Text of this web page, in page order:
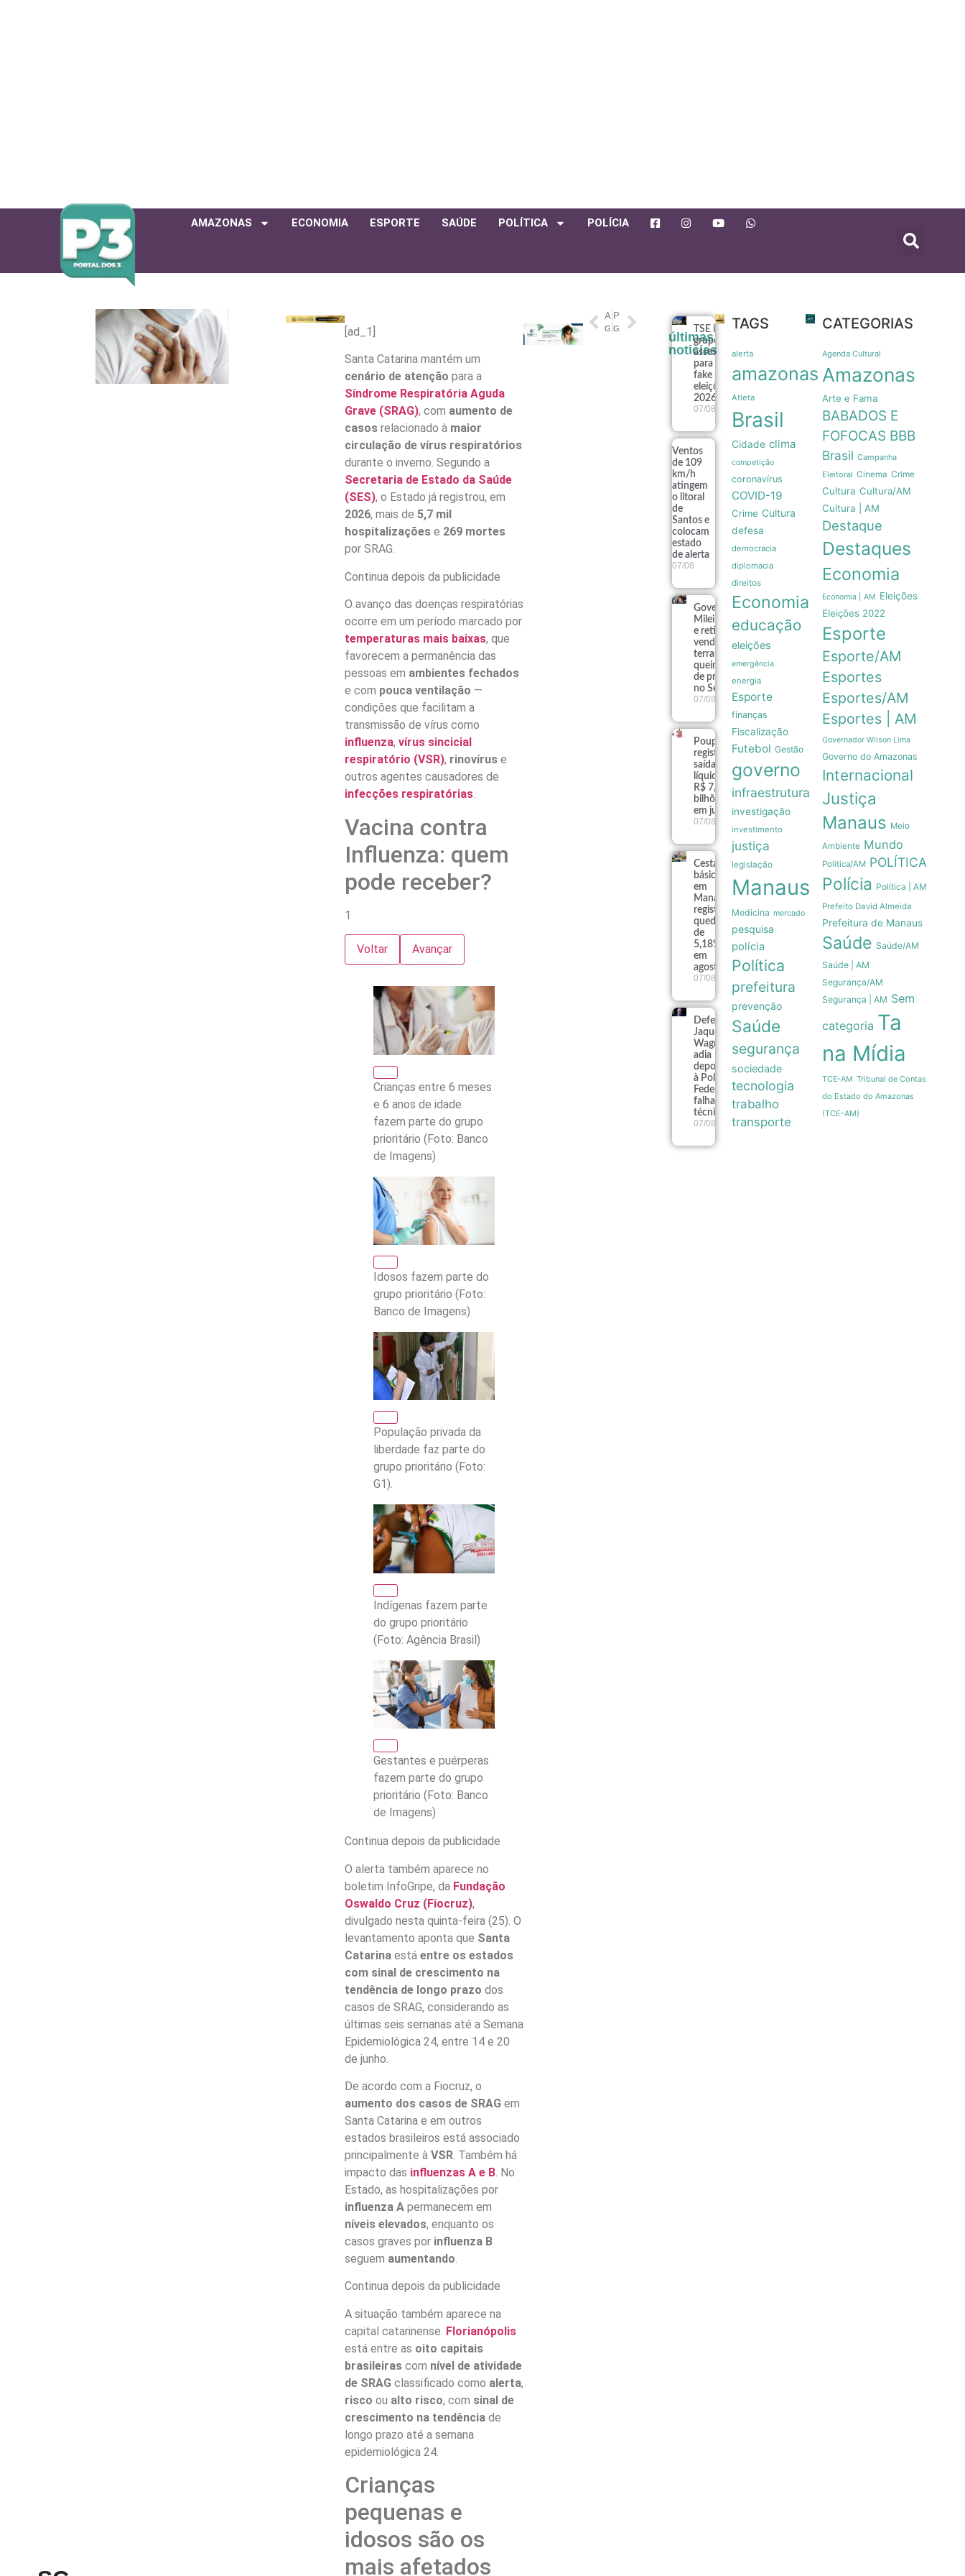
AMAZONAS ECONOMIA ESPORTE SAÚDE POLÍTICA POLÍCIA
[ad_1]
Santa Catarina mantém um
cenário de atenção para a
Síndrome Respiratória Aguda
Grave (SRAG), com aumento de
casosrelacionado à maior
circulação de vírus respiratórios
durante o inverno. Segundo a
Secretaria de Estado da Saúde
(SES), o Estado já registrou, em
2026, mais de 5,7 mil
hospitalizaçõese 269 mortes
por SRAG.
Continua depois da publicidade
O avanço das doenças respiratórias
ocorre em um período marcado por
temperaturas mais baixas, que
favorecem a permanência das
pessoas em ambientes fechados
e com pouca ventilação —
condições que facilitam a
transmissão de vírus como
influenza, vírus sincicial
respiratório (VSR), rinovírus e
outros agentes causadores de
infecções respiratórias.
Vacina contra
Influenza: quem
pode receber?
1
Voltar Avançar
Crianças entre 6 meses
e 6 anos de idade
fazem parte do grupo
prioritário (Foto: Banco
de Imagens)
Idosos fazem parte do
grupo prioritário (Foto:
Banco de Imagens)
População privada da
liberdade faz parte do
grupo prioritário (Foto:
G1).
Indígenas fazem parte
do grupo prioritário
(Foto: Agência Brasil)
Gestantes e puérperas
fazem parte do grupo
prioritário (Foto: Banco
de Imagens)
Continua depois da publicidade
O alerta também aparece no
boletim InfoGripe, da Fundação
Oswaldo Cruz (Fiocruz),
divulgado nesta quinta-feira (25). O
levantamento aponta que Santa
Catarinaestá entre os estados
com sinal de crescimento na
tendência de longo prazo dos
casos de SRAG, considerando as
últimas seis semanas até a Semana
Epidemiológica 24, entre 14 e 20
de junho.
De acordo com a Fiocruz, o
aumento dos casos de SRAGem
Santa Catarina e em outros
estados brasileiros está associado
principalmente à VSR. Também há
impacto das influenzas A e B. No
Estado, as hospitalizações por
influenza Apermanecem em
níveis elevados, enquanto os
casos graves por influenza B
seguem aumentando.
Continua depois da publicidade
A situação também aparece na
capital catarinense. Florianópolis
está entre as oito capitais
brasileiras com nível de atividade
de SRAG classificado como alerta,
risco ou alto risco, com sinal de
crescimento na tendênciade
longo prazo até a semana
epidemiológica 24.
Crianças
pequenas e
idosos são os
mais afetados
ANTERIOR
Garantido encerra última noite de festival e transforma Parintins em terra encantada – Amazonas
PRÓXIMO
últimas
noticias
TSE institui
grupo de
assessoramento
para vigiar IA e
fake news nas
eleições de
2026
07/08
Ventos
de 109
km/h
atingem
o litoral
de
Santos e
colocam
estado
de alerta
07/08
Governo
Milei recua
e retira
venda de
terras
queimadas
de projeto
no Senado
07/08
Poupança
registra
saída
líquida de
R$ 7,15
bilhões
em julho
07/08
Cesta
básica
em
Manaus
registra
queda
de
5,18%
em
agosto
07/08
Defesa de
Jaques
Wagner
adia
depoimento
à Polícia
Federal por
falhas
técnicas
07/08
TAGS
alerta
amazonas
Atleta
Brasil
Cidade clima
competição
coronavírus
COVID-19
Crime Cultura
defesa
democracia
diplomacia
direitos
Economia
educação
eleições
emergência
energia
Esporte
finanças
Fiscalização
Futebol Gestão
governo
infraestrutura
investigação
investimento
justiça
legislação
Manaus
Medicina mercado
pesquisa
polícia
Política
prefeitura
prevenção
Saúde
segurança
sociedade
tecnologia
trabalho
transporte
CATEGORIAS
Agenda Cultural
Amazonas
Arte e Fama
BABADOS E
FOFOCAS BBB
Brasil Campanha
Eleitoral Cinema Crime
Cultura Cultura/AM
Cultura | AM
Destaque
Destaques
Economia
Economia | AM Eleições
Eleições 2022
Esporte
Esporte/AM
Esportes
Esportes/AM
Esportes | AM
Governador Wilson Lima
Governo do Amazonas
Internacional
Justiça
Manaus Meio
Ambiente Mundo
Politica/AM POLÍTICA
Polícia Política | AM
Prefeito David Almeida
Prefeitura de Manaus
Saúde Saúde/AM
Saúde | AM
Segurança/AM
Segurança | AM Sem
categoria Ta
na Mídia
TCE-AM Tribunal de Contas
do Estado do Amazonas
(TCE-AM)